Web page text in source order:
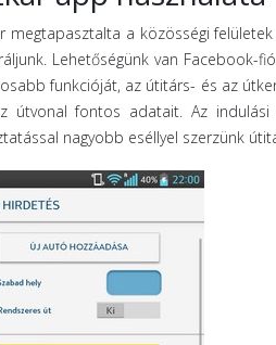
megtapasztalta a közösségi
Lehetőségünk van
funkcióját, az útitárs- és az
útvonal fontos adatait. Az
nagyobb eséllyel szerzünk